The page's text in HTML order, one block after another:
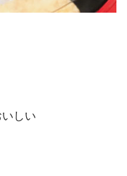
しい